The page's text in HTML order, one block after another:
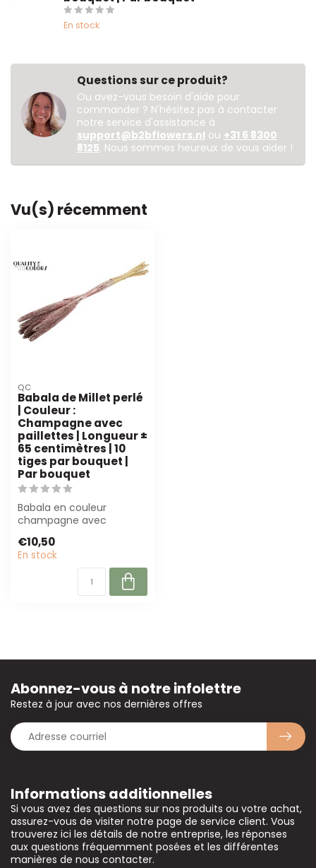
En stock
Questions sur ce produit?
Ou avez-vous besoin d'aide pour
commander ? N'hésitez pas à contacter
notre service d'assistance à
support@b2bflowers.nl ou +31 6 8300
8125. Nous sommes heureux de vous aider !
Vu(s) récemment
QC
Babala de Millet perlé
| Couleur :
Champagne avec
paillettes | Longueur ±
65 centimètres | 10
tiges par bouquet |
Par bouquet
Babala en couleur
champagne avec
Parfait pour des com...
€10,50
En stock
Informations additionnelles
Si vous avez des questions sur nos produits ou votre achat,
assurez-vous de visiter notre page de service client. Vous
trouverez ici les détails de notre entreprise, les réponses
aux questions fréquemment posées et les différentes
manières de nous contacter.
Abonnez-vous à notre infolettre
Restez à jour avec nos dernières offres